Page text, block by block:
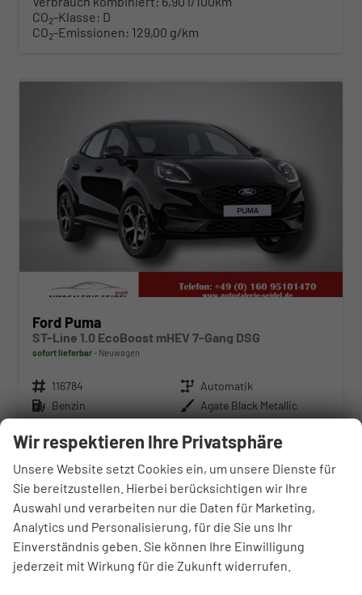
CO2-Klasse: D
CO2-Emissionen: 129,00 g/km
Ford Puma
ST-Line 1.0 EcoBoost mHEV 7-Gang DSG
sofort lieferbar Neuwagen
Fahrzeugnr. 116784 Getriebe Automatik
Kraftstoff Benzin Außenfarbe Agate Black Metallic
04.03.2026
27.170,– €
incl. 19% MwSt.
Verbrauch kombiniert:6,90 l/100km
CO2-Klasse:D
CO2-Emissionen:129,00 g/km
Fahrzeugnr.
Wir respektieren Ihre Privatsphäre
Unsere Website setzt Cookies ein, um unsere Dienste für
Sie bereitzustellen. Hierbei berücksichtigen wir Ihre
Auswahl und verarbeiten nur die Daten für Marketing,
Analytics und Personalisierung, für die Sie uns Ihr
Einverständnis geben. Sie können Ihre Einwilligung
jederzeit mit Wirkung für die Zukunft widerrufen.